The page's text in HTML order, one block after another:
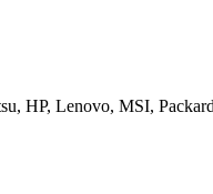
HP, Lenovo, MSI,